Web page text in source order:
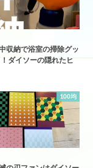
収納で浴室の掃除グッ
ダイソーの隠れたヒ
100均